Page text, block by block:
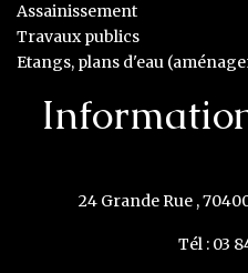
Assainissement
Travaux publics
Etangs, plans d'eau
24 Grande Rue ,
Tél : 03